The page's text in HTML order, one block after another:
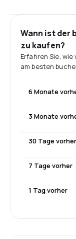
Wann ist der
zu kaufen?
Erfahren Sie,
am besten
6 Monate
3 Monate
30 Tage vorher
7 Tage vorher
1 Tag vorher